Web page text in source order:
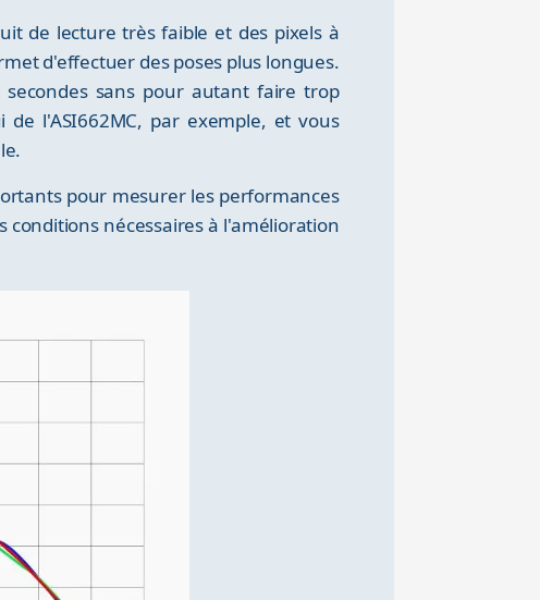
de lecture très faible et des pixels à
d'effectuer des poses plus longues.
sans pour autant faire trop
l'ASI662MC, par exemple, et vous
pour mesurer les performances
conditions nécessaires à l'amélioration